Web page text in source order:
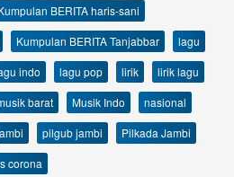
BERITA haris-sani
Kumpulan BERITA Tanjabbar
lagu
indo lagu pop lirik
lirik lagu
barat Musik Indo
nasional
pilgub jambi
Pilkada Jambi
corona